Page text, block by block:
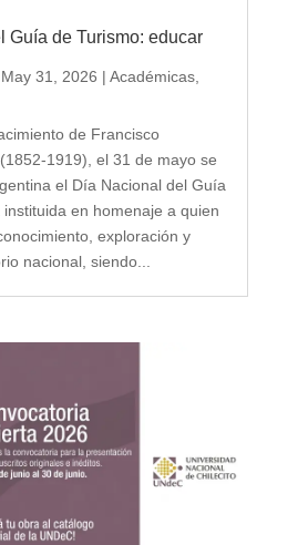
Guía de Turismo: educar
May 31, 2026 | Académicas,
de Francisco
1919), el 31 de mayo se
el Día Nacional del Guía
en homenaje a quien
exploración y
nacional, siendo...